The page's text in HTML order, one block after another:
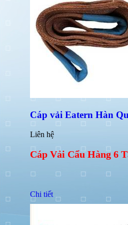
Cáp vải Eatern Hàn
Liên hệ
Cáp Vải Cẩu Hàng 6
Chi tiết